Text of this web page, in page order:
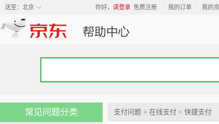
◇
送至： 北京 你好， 请登录 免费注册 我的订单 我的
常见问题分类 支付问题 > 在线支付 > 快捷支付